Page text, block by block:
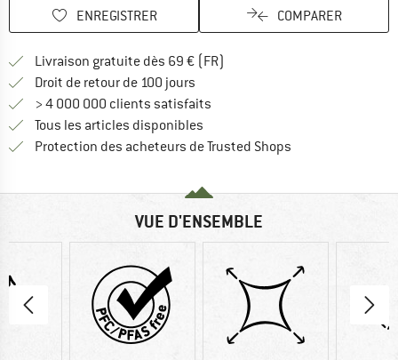
ENREGISTRER COMPARER
Livraison gratuite dès 69 € (FR)
Droit de retour de 100 jours
> 4 000 000 clients satisfaits
Tous les articles disponibles
Protection des acheteurs de Trusted Shops
VUE D'ENSEMBLE